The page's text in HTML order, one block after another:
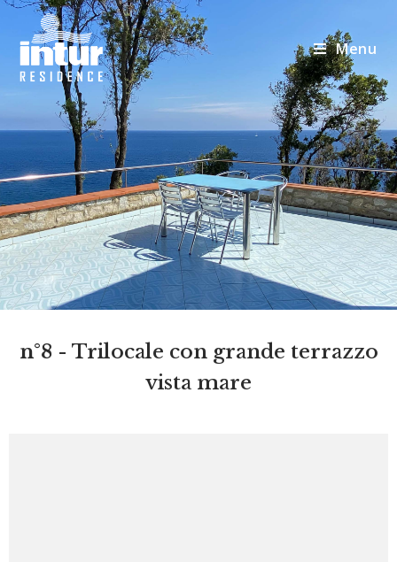
Menu
n°8 - Trilocale con grande terrazzo
vista mare